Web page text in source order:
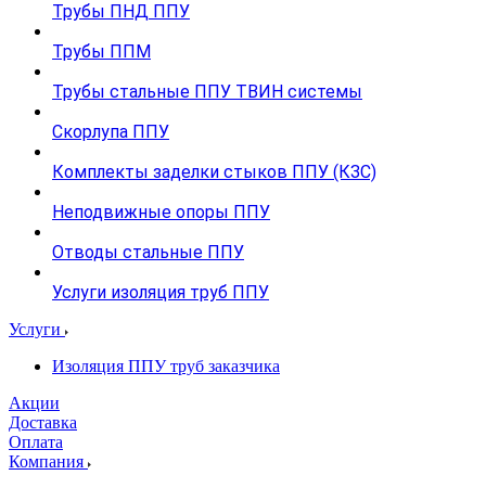
Трубы ПНД ППУ
Трубы ППМ
Трубы стальные ППУ ТВИН системы
Скорлупа ППУ
Комплекты заделки стыков ППУ (КЗС)
Неподвижные опоры ППУ
Отводы стальные ППУ
Услуги изоляция труб ППУ
Услуги
Изоляция ППУ труб заказчика
Акции
Доставка
Оплата
Компания